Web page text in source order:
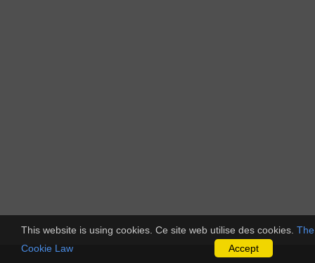
This website is using cookies. Ce site web utilise des cookies. The
Cookie Law
Accept